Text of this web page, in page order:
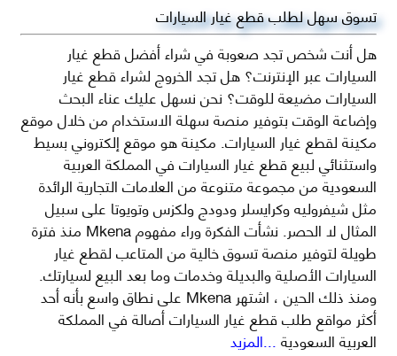
تسوق سهل لطلب قطع غيار السيارات
هل أنت شخص تجد صعوبة في شراء أفضل قطع غيار
السيارات عبر الإنترنت؟ هل تجد الخروج لشراء قطع غيار
السيارات مضيعة للوقت؟ نحن نسهل عليك عناء البحث
وإضاعة الوقت بتوفير منصة سهلة الاستخدام من خلال موقع
مكينة لقطع غيار السيارات. مكينة هو موقع إلكتروني بسيط
واستثنائي لبيع قطع غيار السيارات في المملكة العربية
السعودية من مجموعة متنوعة من العلامات التجارية الرائدة
مثل شيفروليه وكرايسلر ودودج ولكزس وتويوتا على سبيل
المثال لا الحصر. نشأت الفكرة وراء مفهوم Mkena منذ فترة
طويلة لتوفير منصة تسوق خالية من المتاعب لقطع غيار
السيارات الأصلية والبديلة وخدمات وما بعد البيع لسيارتك.
ومنذ ذلك الحين ، اشتهر Mkena على نطاق واسع بأنه أحد
أكثر مواقع طلب قطع غيار السيارات أصالة في المملكة
العربية السعودية...المزيد